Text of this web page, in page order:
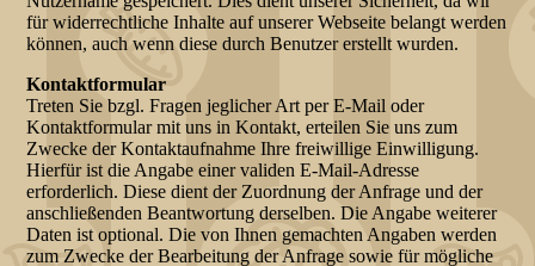
für widerrechtliche Inhalte auf unserer Webseite belangt werden
können, auch wenn diese durch Benutzer erstellt wurden.
Kontaktformular
Treten Sie bzgl. Fragen jeglicher Art per E-Mail oder
Kontaktformular mit uns in Kontakt, erteilen Sie uns zum
Zwecke der Kontaktaufnahme Ihre freiwillige Einwilligung.
Hierfür ist die Angabe einer validen E-Mail-Adresse
erforderlich. Diese dient der Zuordnung der Anfrage und der
anschließenden Beantwortung derselben. Die Angabe weiterer
Daten ist optional. Die von Ihnen gemachten Angaben werden
zum Zwecke der Bearbeitung der Anfrage sowie für mögliche